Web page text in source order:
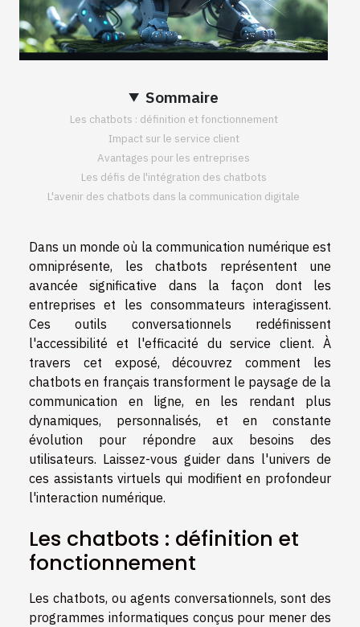
Sommaire
Les chatbots : définition et fonctionnement
Impact sur le service client
Avantages pour les entreprises
Les défis de l'intégration des chatbots
L'avenir des chatbots dans la communication digitale
Dans un monde où la communication numérique est
omniprésente, les chatbots représentent une
avancée significative dans la façon dont les
entreprises et les consommateurs interagissent.
Ces outils conversationnels redéfinissent
l'accessibilité et l'efficacité du service client. À
travers cet exposé, découvrez comment les
chatbots en français transforment le paysage de la
communication en ligne, en les rendant plus
dynamiques, personnalisés, et en constante
évolution pour répondre aux besoins des
utilisateurs. Laissez-vous guider dans l'univers de
ces assistants virtuels qui modifient en profondeur
l'interaction numérique.
Les chatbots : définition et
fonctionnement
Les chatbots, ou agents conversationnels, sont des
programmes informatiques conçus pour mener des